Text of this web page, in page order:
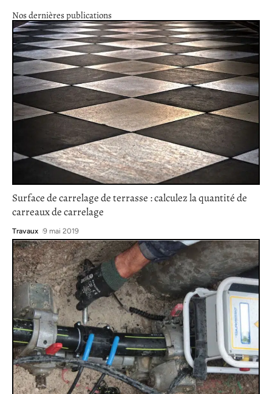
Nos dernières publications
Surface de carrelage de terrasse : calculez la quantité de
carreaux de carrelage
Travaux 9 mai 2019